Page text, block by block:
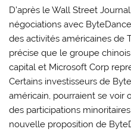
D’après le Wall Street
négociations avec
des activités américaines de
précise que le groupe
capital et Microsoft Corp
Certains investisseurs de
américain, pourraient se voir
des participations
nouvelle proposition de